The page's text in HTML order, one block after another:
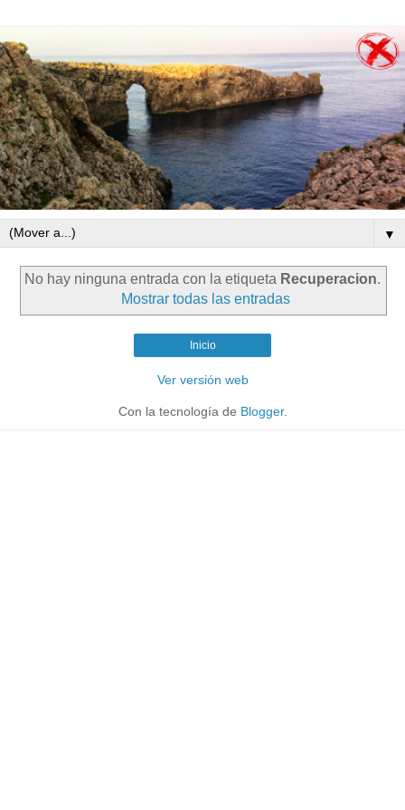
▼
No hay ninguna entrada con la etiqueta Recuperacion.
Mostrar todas las entradas
Inicio
Ver versión web
Con la tecnología de Blogger.